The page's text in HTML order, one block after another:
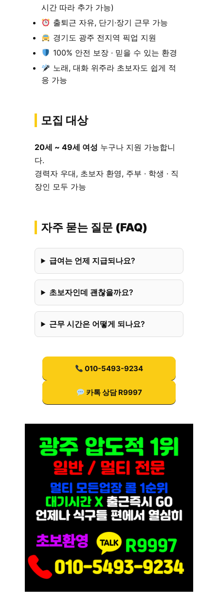
시간 따라 추가 가능)
출퇴근 자유, 단기·장기 근무 가능
경기도 광주 전지역 픽업 지원
100% 안전 보장 · 믿을 수 있는 환경
노래, 대화 위주라 초보자도 쉽게 적
응 가능
모집 대상
20세 ~ 49세 여성 누구나 지원 가능합니
다.
경력자 우대, 초보자 환영, 주부 · 학생 · 직
장인 모두 가능
자주 묻는 질문 (FAQ)
급여는 언제 지급되나요?
초보자인데 괜찮을까요?
근무 시간은 어떻게 되나요?
010-5493-9234
카톡 상담 R9997